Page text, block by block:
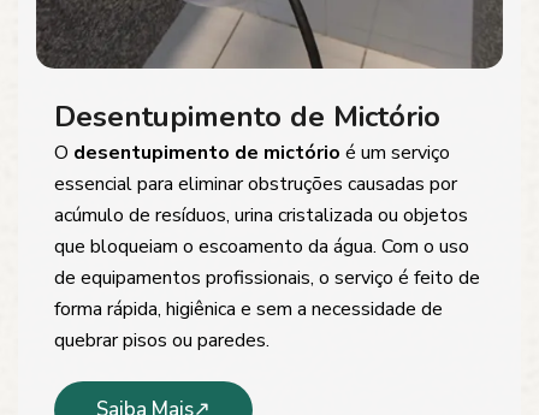
Desentupimento de Mictório
O desentupimento de mictório é um serviço
essencial para eliminar obstruções causadas por
acúmulo de resíduos, urina cristalizada ou objetos
que bloqueiam o escoamento da água. Com o uso
de equipamentos profissionais, o serviço é feito de
forma rápida, higiênica e sem a necessidade de
quebrar pisos ou paredes.
Saiba Mais